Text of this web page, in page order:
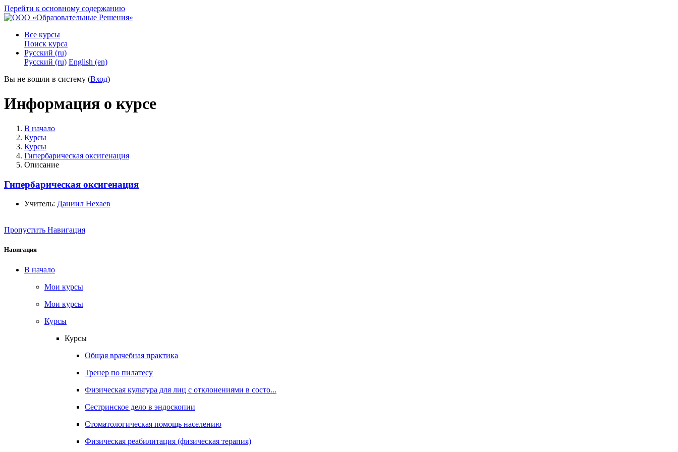
Перейти к основному содержанию
Все курсы
Поиск курса
Русский ‎(ru)‎
Русский ‎(ru)‎ English ‎(en)‎
Вы не вошли в систему (Вход)
Информация о курсе
В начало
Курсы
Курсы
Гипербарическая оксигенация
Описание
Гипербарическая оксигенация
Учитель: Даниил Нехаев
Пропустить Навигация
Навигация
В начало
Мои курсы
Мои курсы
Курсы
Курсы
Общая врачебная практика
Тренер по пилатесу
Физическая культура для лиц с отклонениями в состо...
Сестринское дело в эндоскопии
Стоматологическая помощь населению
Физическая реабилитация (физическая терапия)